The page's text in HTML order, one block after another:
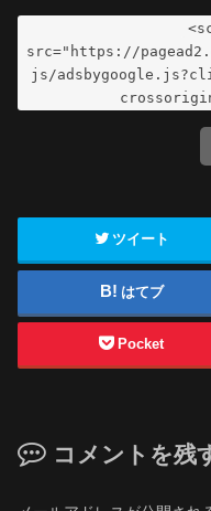
src="https://
js/
ツイート
はてブ
Pocket
コメントを残